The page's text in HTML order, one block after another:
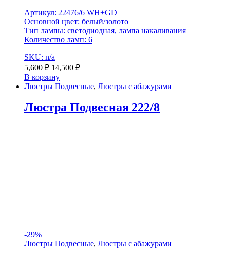
Артикул: 22476/6 WH+GD
Основной цвет: белый/золото
Тип лампы: светодиодная, лампа накаливания
Количество ламп: 6
SKU: n/a
5,600 ₽ 14,500₽
В корзину
Люстры Подвесные, Люстры с абажурами
Люстра Подвесная 222/8
-29%
Люстры Подвесные, Люстры с абажурами